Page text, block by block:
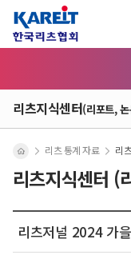
리츠지식센터(리포트,
리츠지식센터 (
리츠 통계 자료 리
리츠저널 2024 가